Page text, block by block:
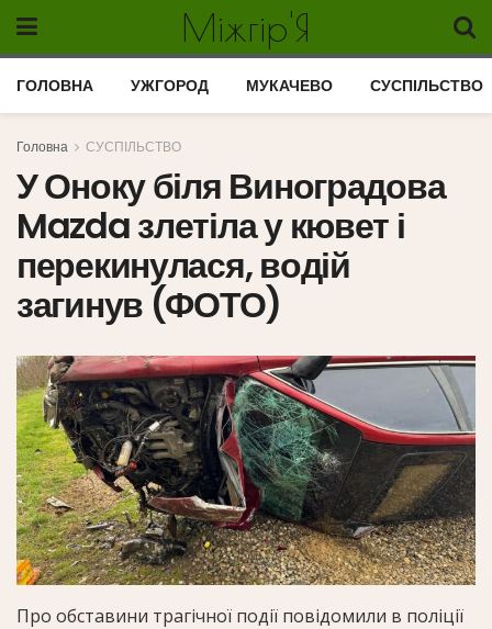
Міжгір'Я
ГОЛОВНА УЖГОРОД МУКАЧЕВО СУСПІЛЬСТВО
Головна СУСПІЛЬСТВО
У Оноку біля Виноградова
Mazda злетіла у кювет і
перекинулася, водій
загинув (ФОТО)
Про обставини трагічної події повідомили в поліції